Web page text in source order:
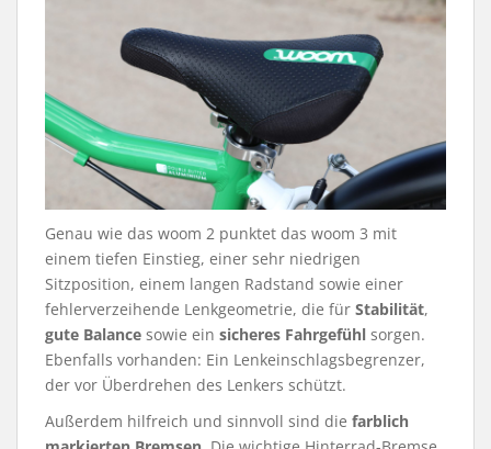
Genau wie das woom 2 punktet das woom 3 mit
einem tiefen Einstieg, einer sehr niedrigen
Sitzposition, einem langen Radstand sowie einer
fehlerverzeihende Lenkgeometrie, die für Stabilität,
gute Balance sowie ein sicheres Fahrgefühl sorgen.
Ebenfalls vorhanden: Ein Lenkeinschlagsbegrenzer,
der vor Überdrehen des Lenkers schützt.
Außerdem hilfreich und sinnvoll sind die farblich